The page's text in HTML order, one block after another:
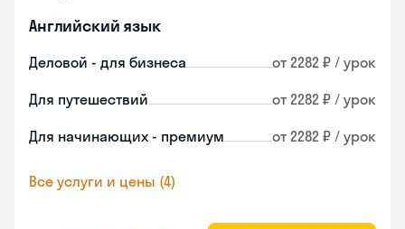
Английский язык
Деловой - для бизнеса от 2282 ₽ / урок
Для путешествий от 2282 ₽ / урок
Для начинающих - премиум от 2282 ₽ / урок
Все услуги и цены (4)